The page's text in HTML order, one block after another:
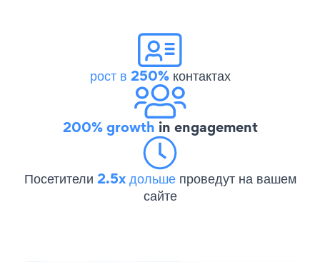
рост в 250%контактах
200% growth in engagement
Посетители 2.5x дольше проведут на вашем
сайте